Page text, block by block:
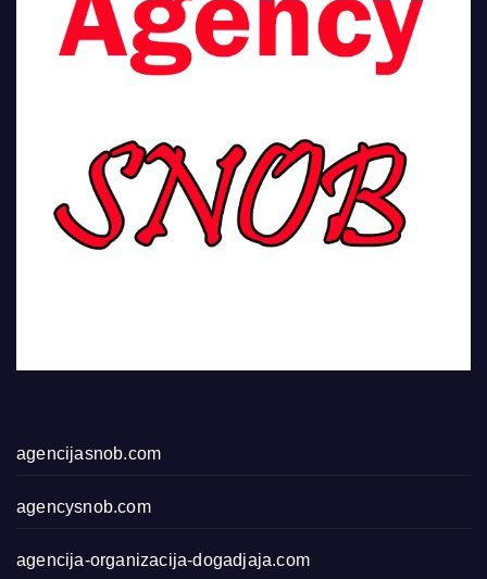
agencijasnob.com
agencysnob.com
agencija-organizacija-dogadjaja.com